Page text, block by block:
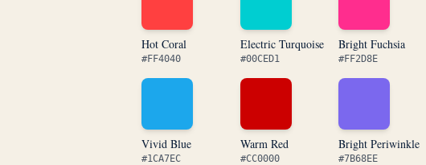
Hot Coral
#FF4040
Electric Turquoise
#00CED1
Bright Fuchsia
#FF2D8E
Vivid Blue
#1CA7EC
Warm Red
#CC0000
Bright Periwinkle
#7B68EE